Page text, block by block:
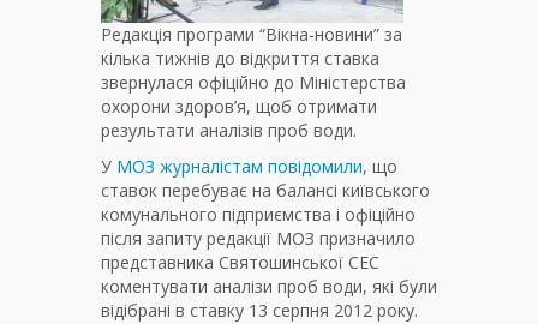
Редакція програми “Вікна-новини” за
кілька тижнів до відкриття ставка
звернулася офіційно до Міністерства
охорони здоров’я, щоб отримати
результати аналізів проб води.
У МОЗ журналістам повідомили, що
ставок перебуває на балансі київського
комунального підприємства і офіційно
після запиту редакції МОЗ призначило
представника Святошинської СЕС
коментувати аналізи проб води, які були
відібрані в ставку 13 серпня 2012 року.